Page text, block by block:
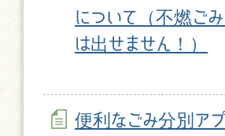
について（不燃ごみ
は出せません！）
便利なごみ分別ア